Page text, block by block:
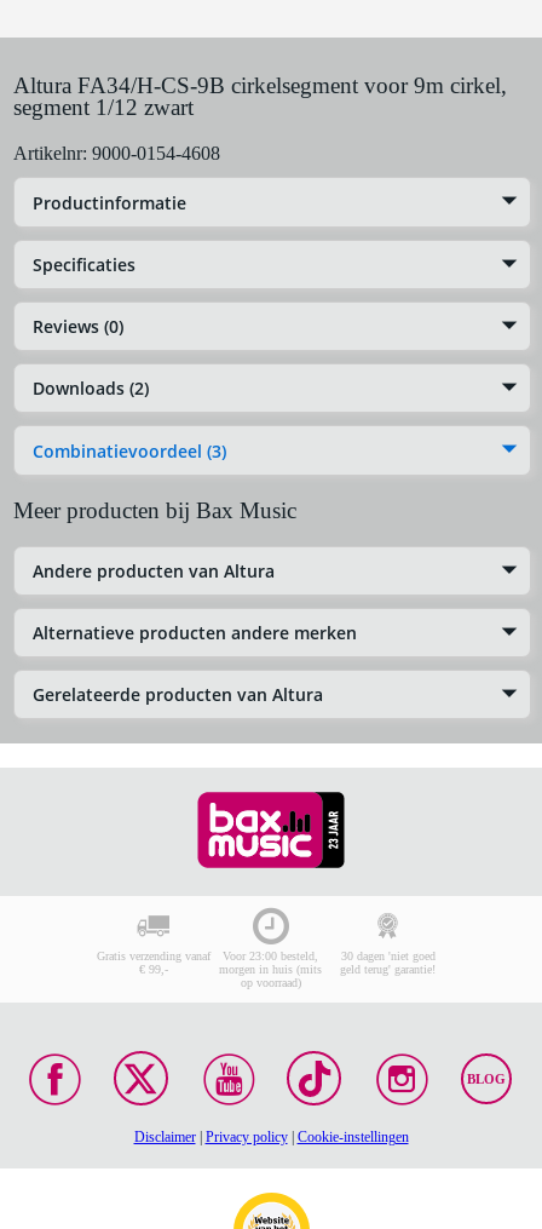
Altura FA34/H-CS-9B cirkelsegment voor 9m cirkel,
segment 1/12 zwart
Artikelnr: 9000-0154-4608
Productinformatie
Specificaties
Reviews (0)
Downloads (2)
Combinatievoordeel (3)
Meer producten bij Bax Music
Andere producten van Altura
Alternatieve producten andere merken
Gerelateerde producten van Altura
Gratis verzending vanaf
€ 99,-
Voor 23:00 besteld,
morgen in huis (mits
op voorraad)
30 dagen 'niet goed
geld terug' garantie!
BLOG
Disclaimer| Privacy policy| Cookie-instellingen